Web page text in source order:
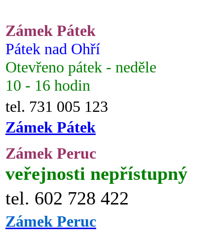
Zámek Pátek
Pátek nad Ohří
Otevřeno pátek - neděle
10 - 16 hodin
tel. 731 005 123
Zámek Pátek
Zámek Peruc
veřejnosti nepřístupný
tel. 602 728 422
Zámek Peruc